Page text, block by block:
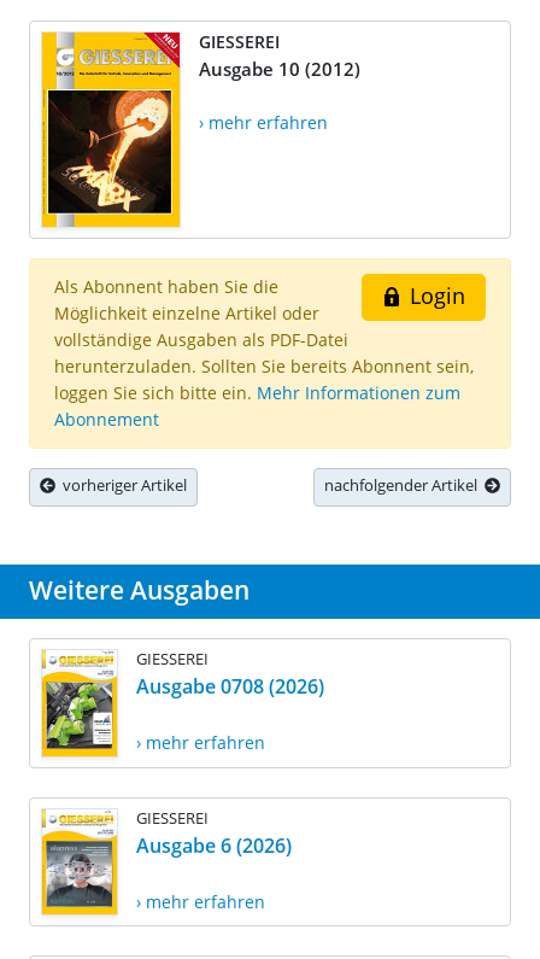
GIESSEREI
Ausgabe 10 (2012)
› mehr erfahren
Login
Als Abonnent haben Sie die
Möglichkeit einzelne Artikel oder
vollständige Ausgaben als PDF-Datei
herunterzuladen. Sollten Sie bereits Abonnent sein,
loggen Sie sich bitte ein. Mehr Informationen zum
Abonnement
vorheriger Artikel nachfolgender Artikel
Weitere Ausgaben
GIESSEREI
Ausgabe 0708 (2026)
› mehr erfahren
GIESSEREI
Ausgabe 6 (2026)
› mehr erfahren